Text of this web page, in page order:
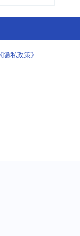
《隐私政策》